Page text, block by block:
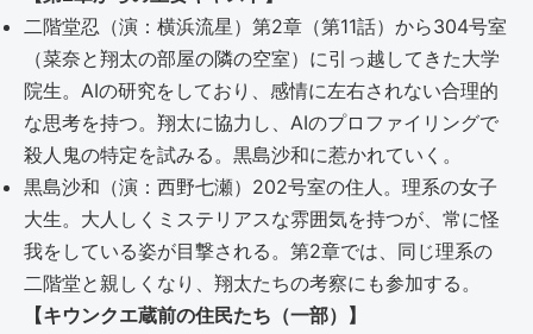
二階堂忍（演：横浜流星）第2章（第11話）から304号室
（菜奈と翔太の部屋の隣の空室）に引っ越してきた大学
院生。AIの研究をしており、感情に左右されない合理的
な思考を持つ。翔太に協力し、AIのプロファイリングで
殺人鬼の特定を試みる。黒島沙和に惹かれていく。
黒島沙和（演：西野七瀬）202号室の住人。理系の女子
大生。大人しくミステリアスな雰囲気を持つが、常に怪
我をしている姿が目撃される。第2章では、同じ理系の
二階堂と親しくなり、翔太たちの考察にも参加する。
【キウンクエ蔵前の住民たち（一部）】